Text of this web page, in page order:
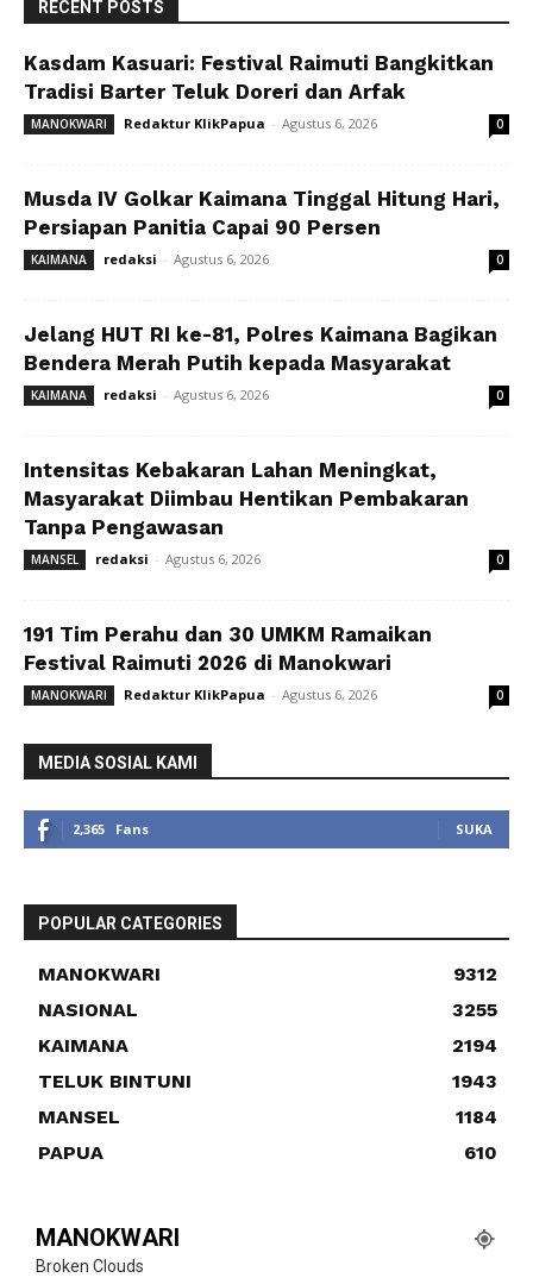
RECENT POSTS
Kasdam Kasuari: Festival Raimuti Bangkitkan
Tradisi Barter Teluk Doreri dan Arfak
MANOKWARI Redaktur KlikPapua - Agustus 6, 2026 0
Musda IV Golkar Kaimana Tinggal Hitung Hari,
Persiapan Panitia Capai 90 Persen
KAIMANA redaksi - Agustus 6, 2026 0
Jelang HUT RI ke-81, Polres Kaimana Bagikan
Bendera Merah Putih kepada Masyarakat
KAIMANA redaksi - Agustus 6, 2026 0
Intensitas Kebakaran Lahan Meningkat,
Masyarakat Diimbau Hentikan Pembakaran
Tanpa Pengawasan
MANSEL redaksi - Agustus 6, 2026 0
191 Tim Perahu dan 30 UMKM Ramaikan
Festival Raimuti 2026 di Manokwari
MANOKWARI Redaktur KlikPapua - Agustus 6, 2026 0
MEDIA SOSIAL KAMI
2,365 Fans SUKA
POPULAR CATEGORIES
MANOKWARI
9312
NASIONAL
3255
KAIMANA
2194
TELUK BINTUNI
1943
MANSEL
1184
PAPUA
610
MANOKWARI
Broken Clouds